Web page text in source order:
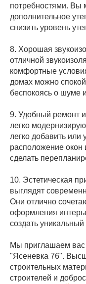
потребностями. Вы
дополнительное
снизить уровень
8. Хорошая
отличной
комфортные
домах можно
беспокоясь о шуме
9. Удобный ремонт
легко
легко добавить или
расположение окон
сделать
10. Эстетическая
выглядят
Они отлично
оформления
создать
Мы приглашаем вас
"Ясеневка 76".
строительных
строителей и